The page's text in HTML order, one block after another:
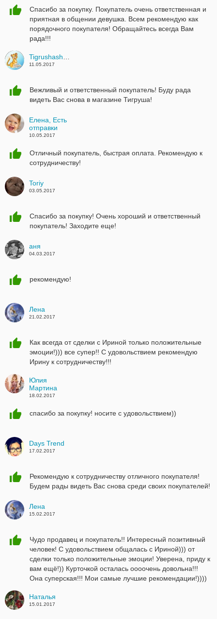
Спасибо за покупку. Покупатель очень ответственная и
приятная в общении девушка. Всем рекомендую как
порядочного покупателя! Обращайтесь всегда Вам
рада!!!
11.05.2017
Вежливый и ответственный покупатель! Буду рада
видеть Вас снова в магазине Тигруша!
Елена, Есть
отправки
10.05.2017
Отличный покупатель, быстрая оплата. Рекомендую к
сотрудничеству!
Toriy
03.05.2017
Спасибо за покупку! Очень хороший и ответственный
покупатель! Заходите еще!
аня
04.03.2017
рекомендую!
Лена
21.02.2017
Как всегда от сделки с Ириной только положительные
эмоции!))) все супер!! С удовольствием рекомендую
Ирину к сотрудничеству!!!
Юлия
Мартина
18.02.2017
спасибо за покупку! носите с удовольствием))
Days Trend
17.02.2017
Рекомендую к сотрудничеству отличного покупателя!
Будем рады видеть Вас снова среди своих покупателей!
Лена
15.02.2017
Чудо продавец и покупатель!! Интересный позитивный
человек! С удовольствием общалась с Ириной))) от
сделки только положительные эмоции! Уверена, приду к
вам ещё!)) Курточкой осталась оооочень довольна!!!
Она суперская!!! Мои самые лучшие рекомендации!))))
Наталья
15.01.2017